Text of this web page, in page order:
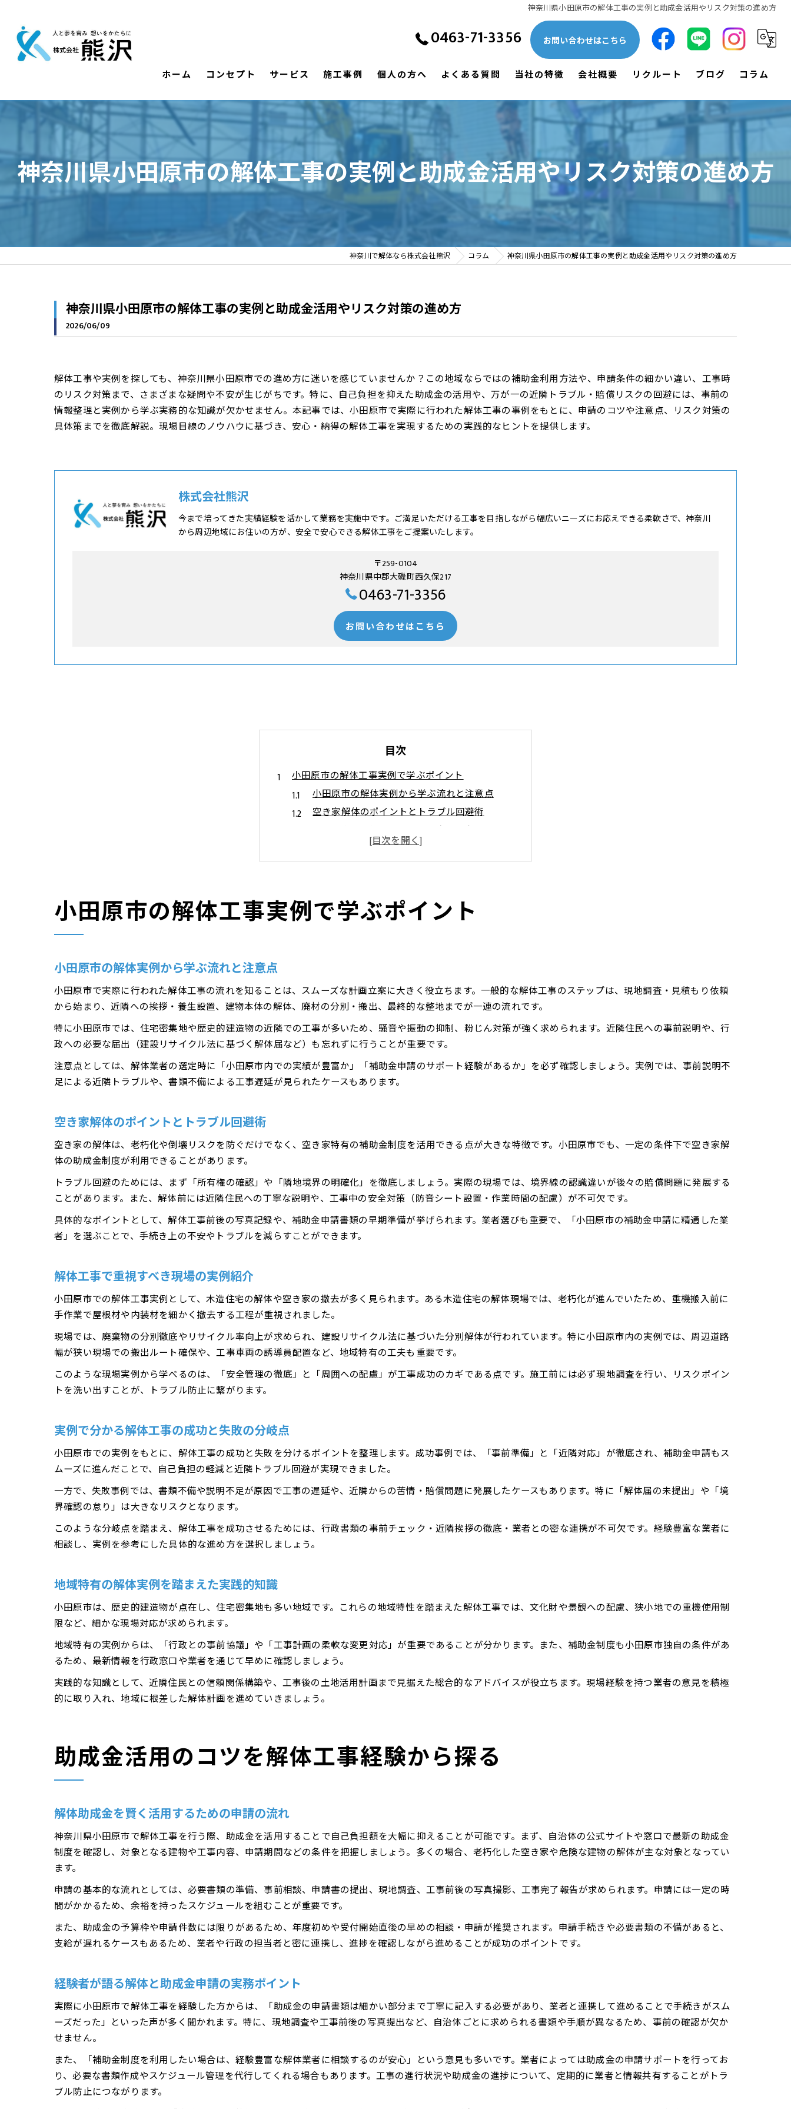
神奈川県小田原市の解体工事の実例と助成金活用やリスク対策の進め方
0463-71-3356 お問い合わせはこちら
ホーム コンセプト サービス 施工事例 個人の方へ よくある質問 当社の特徴
鉄骨
土木
会社概要
漫画特集
リクルート ブログ コラム
神奈川県小田原市の解体工事の実例と助成金活用やリスク対策の進め方
神奈川で解体なら株式会社熊沢 コラム 神奈川県小田原市の解体工事の実例と助成金活用やリスク対策の進め方
神奈川県小田原市の解体工事の実例と助成金活用やリスク対策の進め方
2026/06/09
解体工事や実例を探しても、神奈川県小田原市での進め方に迷いを感じていませんか？この地域ならではの補助金利用方法や、申請条件の細かい違い、工事時
のリスク対策まで、さまざまな疑問や不安が生じがちです。特に、自己負担を抑えた助成金の活用や、万が一の近隣トラブル・賠償リスクの回避には、事前の
情報整理と実例から学ぶ実務的な知識が欠かせません。本記事では、小田原市で実際に行われた解体工事の事例をもとに、申請のコツや注意点、リスク対策の
具体策までを徹底解説。現場目線のノウハウに基づき、安心・納得の解体工事を実現するための実践的なヒントを提供します。
株式会社熊沢
今まで培ってきた実績経験を活かして業務を実施中です。ご満足いただける工事を目指しながら幅広いニーズにお応えできる柔軟さで、神奈川
から周辺地域にお住いの方が、安全で安心できる解体工事をご提案いたします。
〒259-0104
神奈川県中郡大磯町西久保217
0463-71-3356
お問い合わせはこちら
目次
小田原市の解体工事実例で学ぶポイント
小田原市の解体実例から学ぶ流れと注意点
空き家解体のポイントとトラブル回避術
解体工事で重視すべき現場の実例紹介
実例で分かる解体工事の成功と失敗の分岐点
地域特有の解体実例を踏まえた実践的知識
解体助成金を賢く活用するための申請の流れ
経験者が語る解体と助成金申請の実務ポイント
自己負担軽減へ向けた解体工事の流れと工夫
解体費用の自己負担を抑える実践的ステップ
工事前の準備で解体費用を軽減する方法
助成金活用で解体自己負担が減る仕組み
解体の流れと費用削減に役立つアイデア
見積もり比較で解体工事のコストを抑える
解体時に必要なリスク対策と保険の重要性
近隣配慮を徹底した解体作業の進め方
解体中のトラブル事例と未然防止策
実例を通じた小田原市での申請条件と注意点
解体申請の条件を実例から具体的に解説
現場の声から読み解く申請時の失敗例
安心して進める小田原解体工事の実務的ヒント
解体工事を安心して進めるための実務知識
発注から工事完了までの解体現場の流れ
トラブル防止のための解体契約の注意点
小田原市の解体工事実例で学ぶポイント
小田原市の解体実例から学ぶ流れと注意点
小田原市で実際に行われた解体工事の流れを知ることは、スムーズな計画立案に大きく役立ちます。一般的な解体工事のステップは、現地調査・見積もり依頼
から始まり、近隣への挨拶・養生設置、建物本体の解体、廃材の分別・搬出、最終的な整地までが一連の流れです。
特に小田原市では、住宅密集地や歴史的建造物の近隣での工事が多いため、騒音や振動の抑制、粉じん対策が強く求められます。近隣住民への事前説明や、行
政への必要な届出（建設リサイクル法に基づく解体届など）も忘れずに行うことが重要です。
注意点としては、解体業者の選定時に「小田原市内での実績が豊富か」「補助金申請のサポート経験があるか」を必ず確認しましょう。実例では、事前説明不
足による近隣トラブルや、書類不備による工事遅延が見られたケースもあります。
空き家解体のポイントとトラブル回避術
空き家の解体は、老朽化や倒壊リスクを防ぐだけでなく、空き家特有の補助金制度を活用できる点が大きな特徴です。小田原市でも、一定の条件下で空き家解
体の助成金制度が利用できることがあります。
トラブル回避のためには、まず「所有権の確認」や「隣地境界の明確化」を徹底しましょう。実際の現場では、境界線の認識違いが後々の賠償問題に発展する
ことがあります。また、解体前には近隣住民への丁寧な説明や、工事中の安全対策（防音シート設置・作業時間の配慮）が不可欠です。
具体的なポイントとして、解体工事前後の写真記録や、補助金申請書類の早期準備が挙げられます。業者選びも重要で、「小田原市の補助金申請に精通した業
者」を選ぶことで、手続き上の不安やトラブルを減らすことができます。
解体工事で重視すべき現場の実例紹介
小田原市での解体工事実例として、木造住宅の解体や空き家の撤去が多く見られます。ある木造住宅の解体現場では、老朽化が進んでいたため、重機搬入前に
手作業で屋根材や内装材を細かく撤去する工程が重視されました。
現場では、廃棄物の分別徹底やリサイクル率向上が求められ、建設リサイクル法に基づいた分別解体が行われています。特に小田原市内の実例では、周辺道路
幅が狭い現場での搬出ルート確保や、工事車両の誘導員配置など、地域特有の工夫も重要です。
このような現場実例から学べるのは、「安全管理の徹底」と「周囲への配慮」が工事成功のカギである点です。施工前には必ず現地調査を行い、リスクポイン
トを洗い出すことが、トラブル防止に繋がります。
実例で分かる解体工事の成功と失敗の分岐点
小田原市での実例をもとに、解体工事の成功と失敗を分けるポイントを整理します。成功事例では、「事前準備」と「近隣対応」が徹底され、補助金申請もス
ムーズに進んだことで、自己負担の軽減と近隣トラブル回避が実現できました。
一方で、失敗事例では、書類不備や説明不足が原因で工事の遅延や、近隣からの苦情・賠償問題に発展したケースもあります。特に「解体届の未提出」や「境
界確認の怠り」は大きなリスクとなります。
このような分岐点を踏まえ、解体工事を成功させるためには、行政書類の事前チェック・近隣挨拶の徹底・業者との密な連携が不可欠です。経験豊富な業者に
相談し、実例を参考にした具体的な進め方を選択しましょう。
地域特有の解体実例を踏まえた実践的知識
小田原市は、歴史的建造物が点在し、住宅密集地も多い地域です。これらの地域特性を踏まえた解体工事では、文化財や景観への配慮、狭小地での重機使用制
限など、細かな現場対応が求められます。
地域特有の実例からは、「行政との事前協議」や「工事計画の柔軟な変更対応」が重要であることが分かります。また、補助金制度も小田原市独自の条件があ
るため、最新情報を行政窓口や業者を通じて早めに確認しましょう。
実践的な知識として、近隣住民との信頼関係構築や、工事後の土地活用計画まで見据えた総合的なアドバイスが役立ちます。現場経験を持つ業者の意見を積極
的に取り入れ、地域に根差した解体計画を進めていきましょう。
助成金活用のコツを解体工事経験から探る
解体助成金を賢く活用するための申請の流れ
神奈川県小田原市で解体工事を行う際、助成金を活用することで自己負担額を大幅に抑えることが可能です。まず、自治体の公式サイトや窓口で最新の助成金
制度を確認し、対象となる建物や工事内容、申請期間などの条件を把握しましょう。多くの場合、老朽化した空き家や危険な建物の解体が主な対象となってい
ます。
申請の基本的な流れとしては、必要書類の準備、事前相談、申請書の提出、現地調査、工事前後の写真撮影、工事完了報告が求められます。申請には一定の時
間がかかるため、余裕を持ったスケジュールを組むことが重要です。
また、助成金の予算枠や申請件数には限りがあるため、年度初めや受付開始直後の早めの相談・申請が推奨されます。申請手続きや必要書類の不備があると、
支給が遅れるケースもあるため、業者や行政の担当者と密に連携し、進捗を確認しながら進めることが成功のポイントです。
経験者が語る解体と助成金申請の実務ポイント
実際に小田原市で解体工事を経験した方からは、「助成金の申請書類は細かい部分まで丁寧に記入する必要があり、業者と連携して進めることで手続きがスム
ーズだった」といった声が多く聞かれます。特に、現地調査や工事前後の写真提出など、自治体ごとに求められる書類や手順が異なるため、事前の確認が欠か
せません。
また、「補助金制度を利用したい場合は、経験豊富な解体業者に相談するのが安心」という意見も多いです。業者によっては助成金の申請サポートを行ってお
り、必要な書類作成やスケジュール管理を代行してくれる場合もあります。工事の進行状況や助成金の進捗について、定期的に業者と情報共有することがトラ
ブル防止につながります。